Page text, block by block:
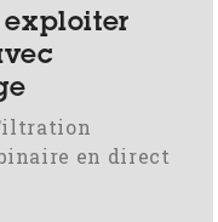
en direct